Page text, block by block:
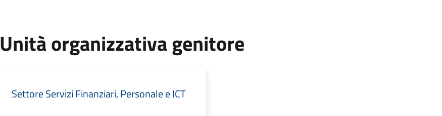
Unità organizzativa genitore
Settore Servizi Finanziari, Personale e ICT